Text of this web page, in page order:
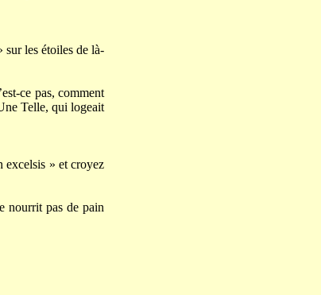
sur les étoiles de là-
ce pas, comment
Telle, qui logeait
excelsis » et croyez
nourrit pas de pain